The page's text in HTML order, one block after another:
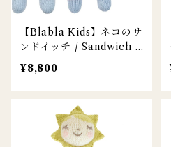
【Blabla Kids】ネコのサ
ンドイッチ / Sandwich t
he Cat
¥8,800